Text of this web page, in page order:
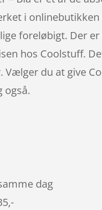
i
foreløbigt. Der
hos Coolstuff.
du at give
også.
dag